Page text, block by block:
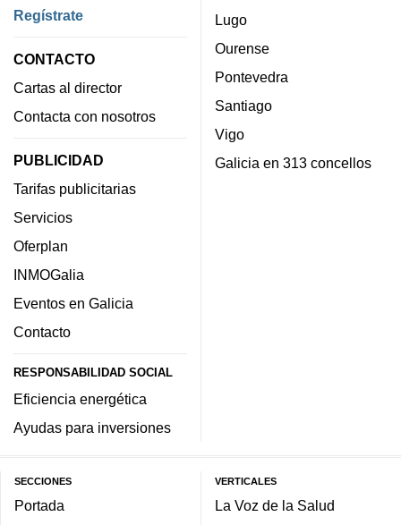
Regístrate
CONTACTO
Cartas al director
Contacta con nosotros
PUBLICIDAD
Tarifas publicitarias
Servicios
Oferplan
INMOGalia
Eventos en Galicia
Contacto
RESPONSABILIDAD SOCIAL
Eficiencia energética
Ayudas para inversiones
Lugo
Ourense
Pontevedra
Santiago
Vigo
Galicia en 313 concellos
SECCIONES
Portada
VERTICALES
La Voz de la Salud